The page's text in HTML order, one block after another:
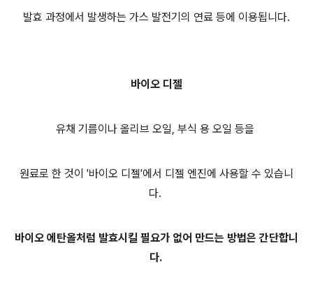
발효 과정에서 발생하는 가스 발전기의 연료 등에 이용됩니다.
바이오 디젤
유채 기름이나 올리브 오일, 부식 용 오일 등을
원료로 한 것이 '바이오 디젤'에서 디젤 엔진에 사용할 수 있습니
다.
바이오 에탄올처럼 발효시킬 필요가 없어 만드는 방법은 간단합니
다.